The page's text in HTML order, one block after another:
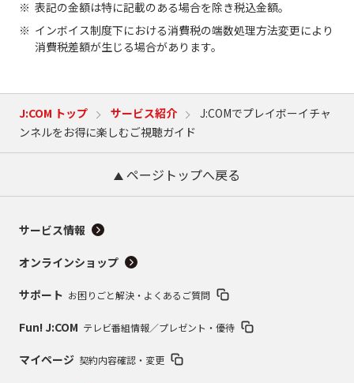
表記の金額は特に記載のある場合を除き税込金額。
インボイス制度下における消費税の端数処理方法変更により
消費税差額が生じる場合があります。
J:COM トップ サービス紹介
J:COMでプレイボーイチャ
ンネルをお得に楽しむご視聴ガイド
ページトップへ戻る
サービス情報
オンラインショップ
サポート お困りごと解決・よくあるご質問
Fun! J:COM テレビ番組情報／プレゼント・優待
マイページ 契約内容確認・変更